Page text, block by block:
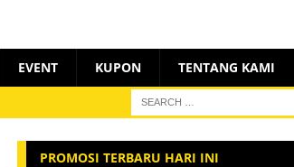
EVENT KUPON TENTANG KAMI
PROMOSI TERBARU HARI INI